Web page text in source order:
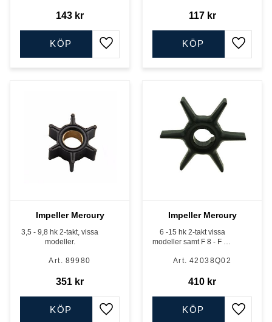
143 kr
Lägg till i favoriter
KÖP
117kr
Lägg
KÖP
Impeller Mercury
3,5 - 9,8 hk 2-takt, vissa
modeller.
89980
351 kr
Lägg till i favoriter
KÖP
Impeller Mercury
6 -15 hk 2-takt vissa
modeller samt F 8 - F 15
42038Q02
410 kr
Lägg
KÖP